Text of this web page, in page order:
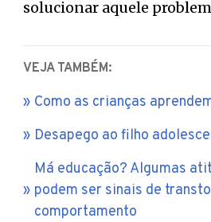
solucionar aquele
VEJA TAMBÉM:
Como as crianças
Desapego ao filho
Má educação? Algumas
podem ser sinais de
comportamento